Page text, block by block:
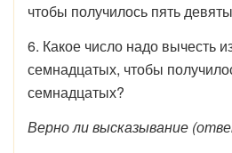
чтобы получилось пять
6. Какое число надо вычесть
семнадцатых, чтобы
семнадцатых?
Верно ли высказывание